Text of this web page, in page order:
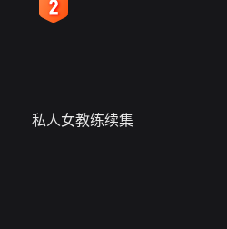
私人女教练续集